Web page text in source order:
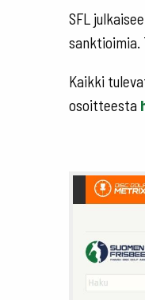
SFL
sanktioimia.
Kaikki
osoitteesta